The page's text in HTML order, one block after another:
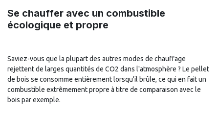
Se chauffer avec un combustible
écologique et propre
Saviez-vous que la plupart des autres modes de chauffage
rejettent de larges quantités de CO2 dans l'atmosphère ? Le pellet
de bois se consomme entièrement lorsqu'il brûle, ce qui en fait un
combustible extrêmement propre à titre de comparaison avec le
bois par exemple.